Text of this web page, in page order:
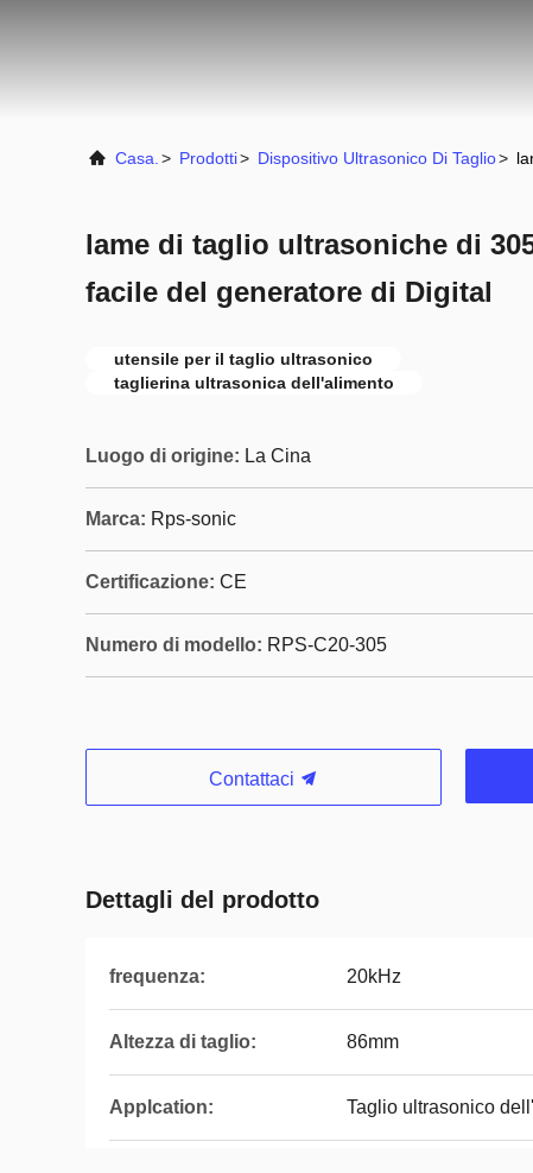
Casa. > Prodotti> Dispositivo Ultrasonico Di Taglio>
lame di taglio ultrasoniche di
facile del generatore di Digital
utensile per il taglio ultrasonico
taglierina ultrasonica dell'alimento
Luogo di origine: La Cina
Marca: Rps-sonic
Certificazione: CE
Numero di modello: RPS-C20-305
Contattaci
Dettagli del prodotto
frequenza: 20kHz
Altezza di taglio: 86mm
Applcation: Taglio ultrasonico